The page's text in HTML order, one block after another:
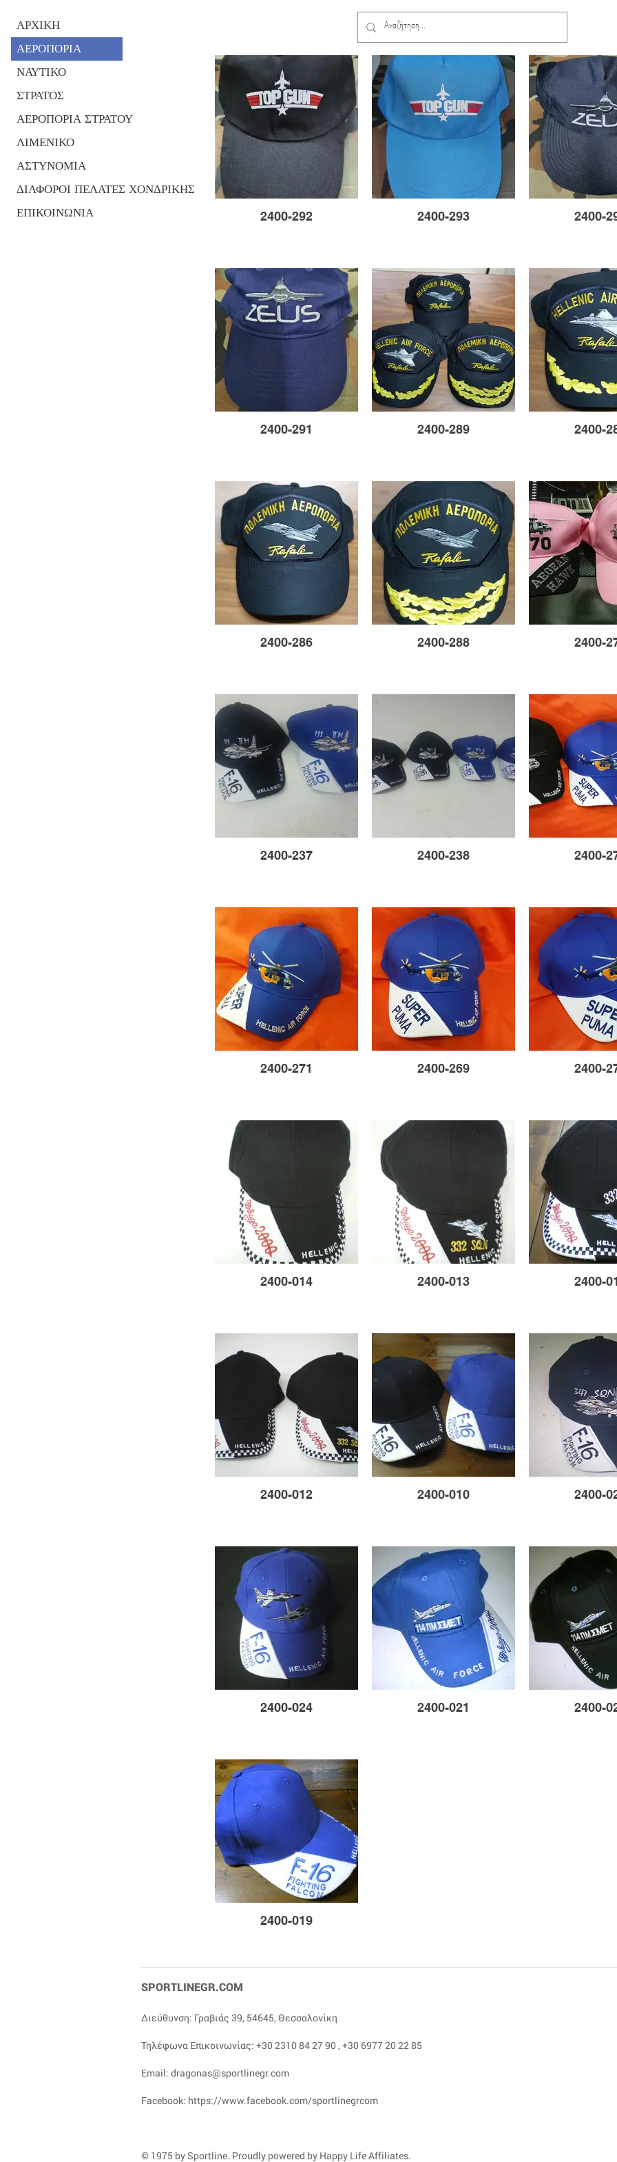
ΑΡΧΙΚΗ
ΑΕΡΟΠΟΡΙΑ
ΝΑΥΤΙΚΟ
ΣΤΡΑΤΟΣ
ΑΕΡΟΠΟΡΙΑ ΣΤΡΑΤΟΥ
ΛΙΜΕΝΙΚΟ
ΑΣΤΥΝΟΜΙΑ
ΔΙΑΦΟΡΟΙ ΠΕΛΑΤΕΣ ΧΟΝΔΡΙΚΗΣ
ΕΠΙΚΟΙΝΩΝΙΑ
2400-292 2400-293 2400-
2400-291 2400-289 2400-
2400-286 2400-288 2400-
2400-237 2400-238 2400-
2400-271 2400-269 2400-
2400-014 2400-013 2400-
2400-012 2400-010 2400-
2400-024 2400-021 2400-
2400-019
SPORTLINEGR.COM
Διεύθυνση: Γραβιάς 39, 54645, Θεσσαλονίκη
Τηλέφωνα Επικοινωνίας: +30 2310 84 27 90 , +30 6977 20 22 85
Email: dragonas@sportlinegr.com
Facebook: https://www.facebook.com/sportlinegrcom
© 1975 by Sportline. Proudly powered by Happy Life Affiliates.